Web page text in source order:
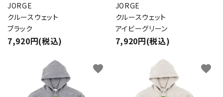
JORGE
クルースウェット
ブラック
7,920円(税込)
JORGE
クルースウェット
アイビーグリーン
7,920円(税込)
favorite favorite